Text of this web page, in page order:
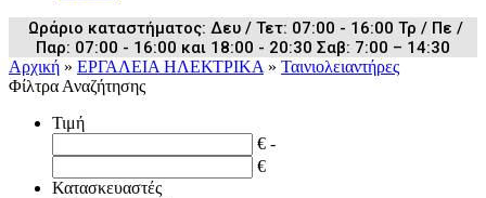
Ωράριο καταστήματος: Δευ / Τετ: 07:00 - 16:00 Τρ / Πε /
Παρ: 07:00 - 16:00 και 18:00 - 20:30 Σαβ: 7:00 – 14:30
Αρχική » ΕΡΓΑΛΕΙΑ ΗΛΕΚΤΡΙΚΑ » Ταινιολειαντήρες
Φίλτρα Αναζήτησης
Τιμή
€ -
€
Κατασκευαστές